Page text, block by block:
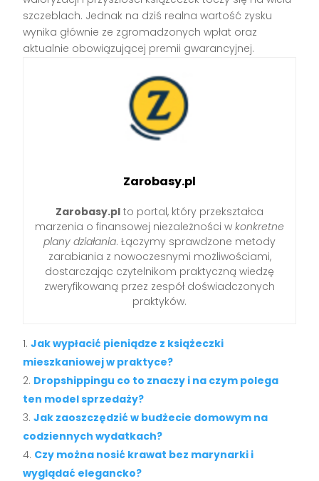
szczeblach. Jednak na dziś realna wartość zysku
wynika głównie ze zgromadzonych wpłat oraz
aktualnie obowiązującej premii gwarancyjnej.
Zarobasy.pl
Zarobasy.pl to portal, który przekształca
marzenia o finansowej niezależności w konkretne
plany działania. Łączymy sprawdzone metody
zarabiania z nowoczesnymi możliwościami,
dostarczając czytelnikom praktyczną wiedzę
zweryfikowaną przez zespół doświadczonych
praktyków.
Jak wypłacić pieniądze z książeczki
mieszkaniowej w praktyce?
Dropshippingu co to znaczy i na czym polega
ten model sprzedaży?
Jak zaoszczędzić w budżecie domowym na
codziennych wydatkach?
Czy można nosić krawat bez marynarki i
wyglądać elegancko?